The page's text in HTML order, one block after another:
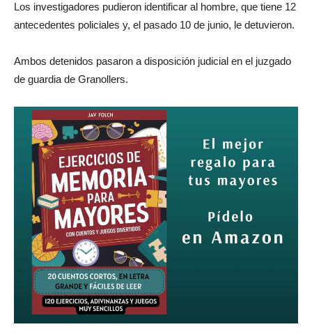
Los investigadores pudieron identificar al hombre, que tiene 12
antecedentes policiales y, el pasado 10 de junio, le detuvieron.
Ambos detenidos pasaron a disposición judicial en el juzgado
de guardia de Granollers.